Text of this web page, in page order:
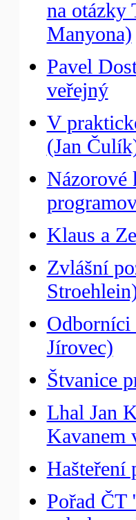
na otázky
Manyona)
Pavel
veřejný
V
(Jan
Názorové
Klaus a
Zvlášní
Odborníci
Jírovec)
Štvanice
Lhal Jan
Kavanem
Hašteření
Pořad ČT